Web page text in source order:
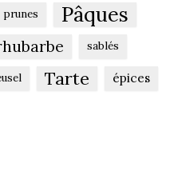
prunes Pâques
sablés
Tarte épices